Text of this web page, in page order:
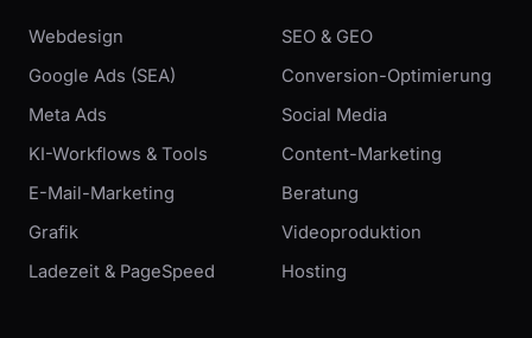
Webdesign
SEO & GEO
Google Ads (SEA)
Conversion-Optimierung
Meta Ads
Social Media
KI-Workflows & Tools
Content-Marketing
E-Mail-Marketing
Beratung
Grafik
Videoproduktion
Ladezeit & PageSpeed
Hosting